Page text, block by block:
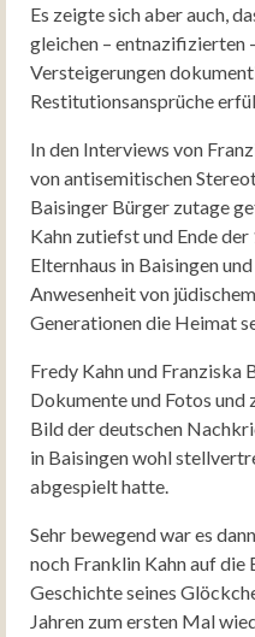
Es zeigte sich aber auch,
gleichen – entnazifizierten
Versteigerungen
Restitutionsansprüche
In den Interviews von
von antisemitischen
Baisinger Bürger zutage
Kahn zutiefst und Ende
Elternhaus in Baisingen
Anwesenheit von
Generationen die Heimat
Fredy Kahn und Franziska
Dokumente und Fotos und
Bild der deutschen
in Baisingen wohl
abgespielt hatte.
Sehr bewegend war es
noch Franklin Kahn auf die
Geschichte seines
Jahren zum ersten Mal